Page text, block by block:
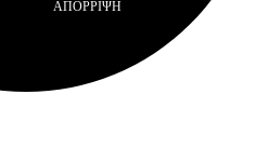
ΑΠΌΡΡΙΨΗ